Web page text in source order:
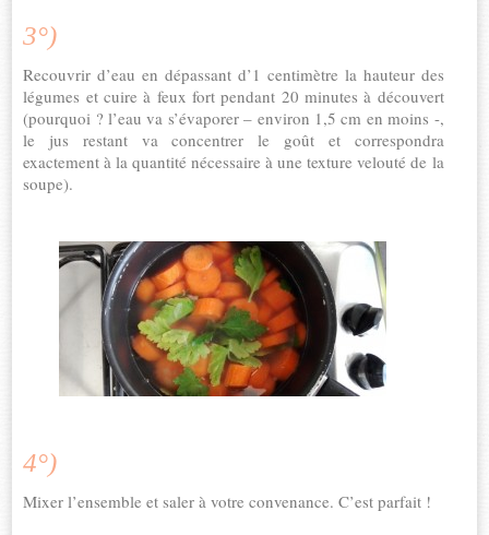
3°)
Recouvrir d’eau en dépassant d’1 centimètre la hauteur des
légumes et cuire à feux fort pendant 20 minutes à découvert
(pourquoi ? l’eau va s’évaporer – environ 1,5 cm en moins -,
le jus restant va concentrer le goût et correspondra
exactement à la quantité nécessaire à une texture velouté de la
soupe).
4°)
Mixer l’ensemble et saler à votre convenance. C’est parfait !